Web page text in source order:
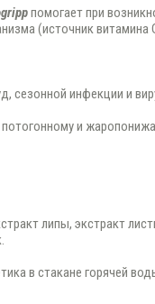
помогает при
(источник витамина
сезонной инфекции и
потогонному и
липы, экстракт
в стакане горячей